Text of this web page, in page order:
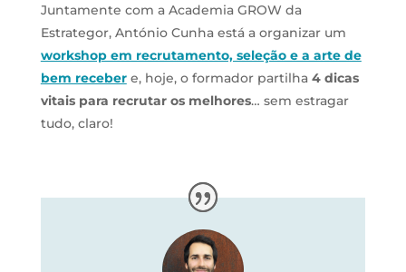
Juntamente com a Academia GROW da
Estrategor, António Cunha está a organizar um
workshop em recrutamento, seleção e a arte de
bem recebere, hoje, o formador partilha 4 dicas
vitais para recrutar os melhores… sem estragar
tudo, claro!